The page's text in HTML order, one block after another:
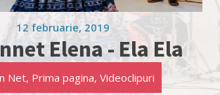
12 februarie, 2019
Elena - Ela Ela
Net, Prima pagina, Videoclipuri